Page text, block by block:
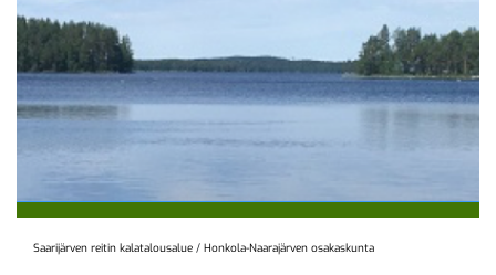
Saarijärven reitin kalatalousalue / Honkola-Naarajärven osakaskunta